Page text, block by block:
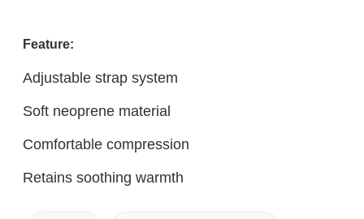
Feature:
Adjustable strap system
Soft neoprene material
Comfortable compression
Retains soothing warmth